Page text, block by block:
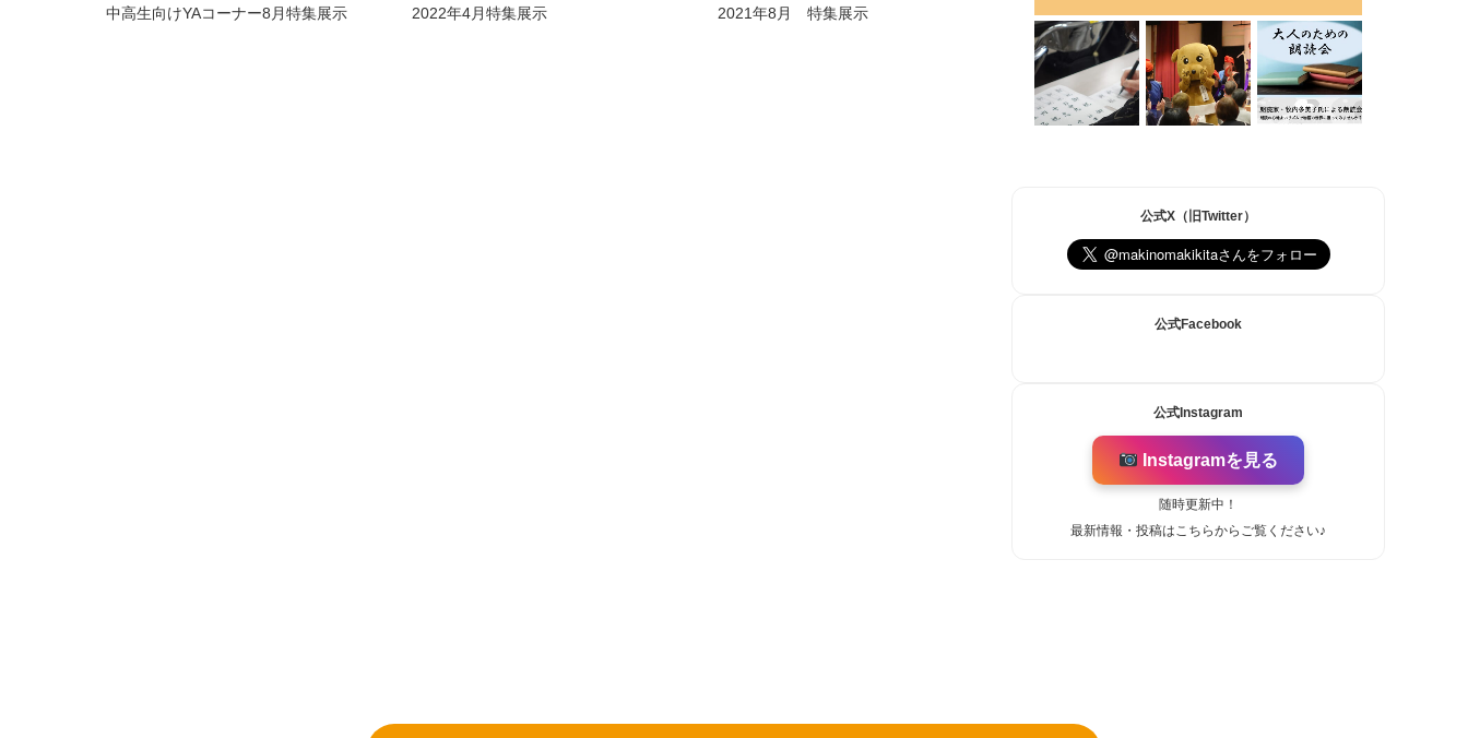
中高生向けYAコーナー8月特集展示 2022年4月特集展示 2021年8月 特集展示
公式X（旧Twitter）
公式Facebook
公式Instagram
Instagramを見る
随時更新中！
最新情報・投稿はこちらからご覧ください♪